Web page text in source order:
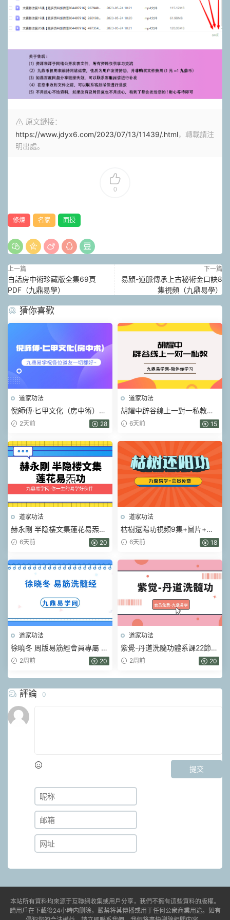
原文鏈接：
https://www.jdyx6.com/2023/07/13/11439/.html，轉載請注
明出處。
0
修煉 名家 面授
上一篇
白話房中術珍藏版全集69頁
PDF（九鼎易學）
下一篇
易顔-道脈傳承上古秘術金口訣8
集視頻（九鼎易學）
猜你喜歡
道家功法
倪師傅·匕甲文化（房中術）視
頻+課件
2天前 28
道家功法
胡耀中辟谷線上一對一私教輔
導(61節)視頻+音頻課
6天前 15
道家功法
赫永剛 半隐樓文集蓮花易炁功
6冊加錄音電子版pdf
6天前 20
道家功法
枯樹還陽功視頻9集+圖片+贈
送視頻
6天前 18
道家功法
徐曉冬 周版易筋經會員專屬 易
筋洗髓經 視頻139集
2周前 20
道家功法
紫覺-丹道洗髓功體系課22節視
頻課含帶練
2周前 20
評論 0
提交
本站所有資料均來源于互聯網收集或用戶分享，我們不擁有這些資料的版權。
請用戶在下載後24小時内删除，嚴禁将其傳播或用于任何公衆商業用途。如有